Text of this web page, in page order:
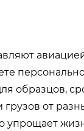
образцов,
от